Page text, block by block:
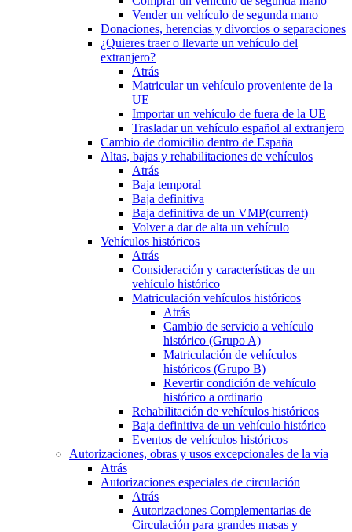
Vender un vehículo de segunda mano
Donaciones, herencias y divorcios o separaciones
¿Quieres traer o llevarte un vehículo del
extranjero?
Atrás
Matricular un vehículo proveniente de la
UE
Importar un vehículo de fuera de la UE
Trasladar un vehículo español al extranjero
Cambio de domicilio dentro de España
Altas, bajas y rehabilitaciones de vehículos
Atrás
Baja temporal
Baja definitiva
Baja definitiva de un VMP(current)
Volver a dar de alta un vehículo
Vehículos históricos
Atrás
Consideración y características de un
vehículo histórico
Matriculación vehículos históricos
Atrás
Cambio de servicio a vehículo
histórico (Grupo A)
Matriculación de vehículos
históricos (Grupo B)
Revertir condición de vehículo
histórico a ordinario
Rehabilitación de vehículos históricos
Baja definitiva de un vehículo histórico
Eventos de vehículos históricos
Autorizaciones, obras y usos excepcionales de la vía
Atrás
Autorizaciones especiales de circulación
Atrás
Autorizaciones Complementarias de
Circulación para grandes masas y